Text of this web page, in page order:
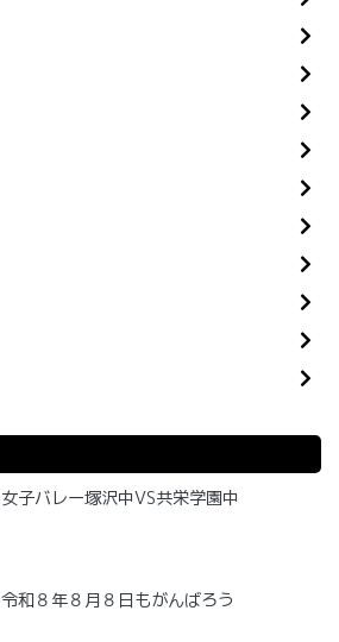
女子バレー塚沢中VS共栄学園中
令和８年８月８日もがんばろう